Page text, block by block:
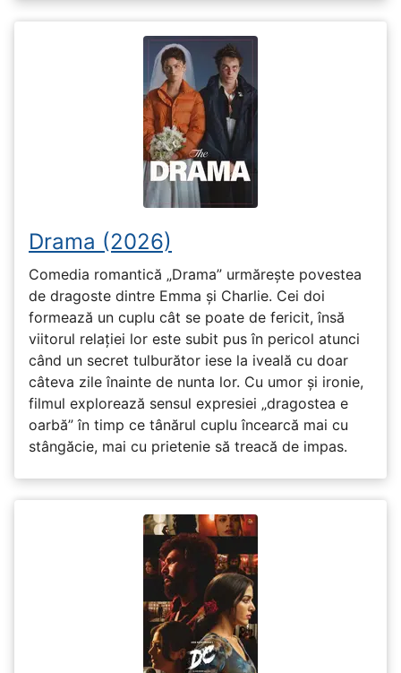
Drama (2026)
Comedia romantică „Drama” urmărește povestea
de dragoste dintre Emma și Charlie. Cei doi
formează un cuplu cât se poate de fericit, însă
viitorul relației lor este subit pus în pericol atunci
când un secret tulburător iese la iveală cu doar
câteva zile înainte de nunta lor. Cu umor și ironie,
filmul explorează sensul expresiei „dragostea e
oarbă” în timp ce tânărul cuplu încearcă mai cu
stângăcie, mai cu prietenie să treacă de impas.